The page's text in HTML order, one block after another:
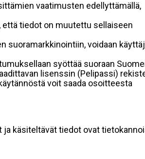
vaatimusten edellyttämällä,
tiedot on muutettu sellaiseen
suoramarkkinointiin, voidaan
syöttää suoraan
lisenssin (Pelipassi)
voit saada osoitteesta
käsiteltävät tiedot ovat